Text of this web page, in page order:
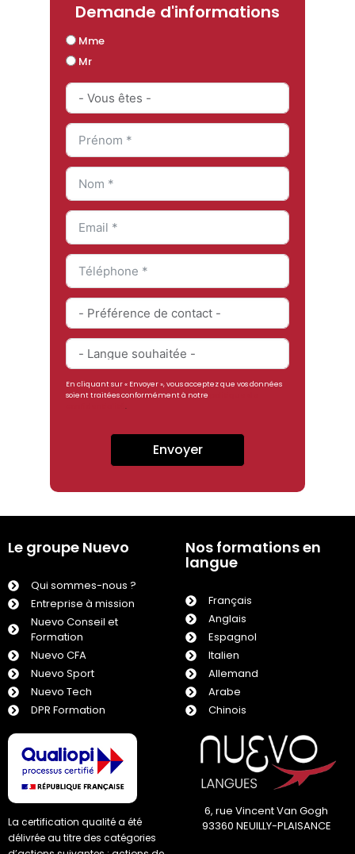
Demande d'informations
Mme
Mr
En cliquant sur « Envoyer », vous acceptez que vos données
soient traitées conformément à notre
.
Envoyer
Le groupe Nuevo
Qui sommes-nous ?
Entreprise à mission
Nuevo Conseil et
Formation
Nuevo CFA
Nuevo Sport
Nuevo Tech
DPR Formation
Nos formations en
langue
Français
Anglais
Espagnol
Italien
Allemand
Arabe
Chinois
La certification qualité a été
délivrée au titre des catégories
6, rue Vincent Van Gogh
93360 NEUILLY-PLAISANCE